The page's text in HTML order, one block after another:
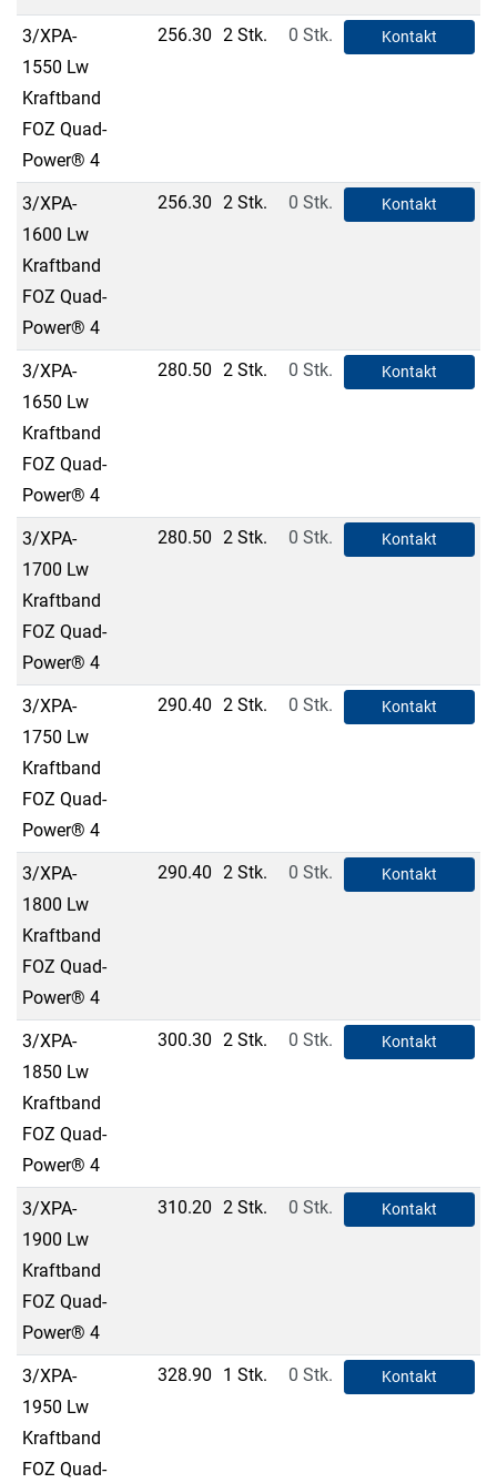
3/XPA-
1550 Lw
Kraftband
FOZ Quad-
Power® 4
256.30 2 Stk. 0 Stk. Kontakt
3/XPA-
1600 Lw
Kraftband
FOZ Quad-
Power® 4
256.30 2 Stk. 0 Stk. Kontakt
3/XPA-
1650 Lw
Kraftband
FOZ Quad-
Power® 4
280.50 2 Stk. 0 Stk. Kontakt
3/XPA-
1700 Lw
Kraftband
FOZ Quad-
Power® 4
280.50 2 Stk. 0 Stk. Kontakt
3/XPA-
1750 Lw
Kraftband
FOZ Quad-
Power® 4
290.40 2 Stk. 0 Stk. Kontakt
3/XPA-
1800 Lw
Kraftband
FOZ Quad-
Power® 4
290.40 2 Stk. 0 Stk. Kontakt
3/XPA-
1850 Lw
Kraftband
FOZ Quad-
Power® 4
300.30 2 Stk. 0 Stk. Kontakt
3/XPA-
1900 Lw
Kraftband
FOZ Quad-
Power® 4
310.20 2 Stk. 0 Stk. Kontakt
3/XPA-
1950 Lw
Kraftband
FOZ Quad-
328.90 1 Stk. 0 Stk. Kontakt